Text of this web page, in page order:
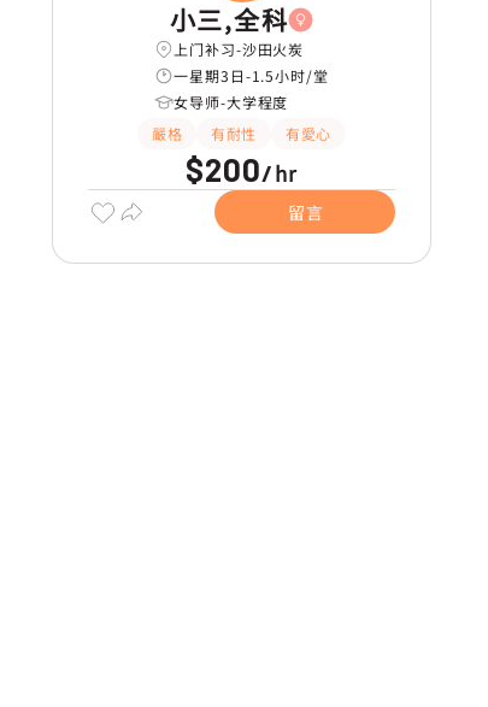
小三,全科
上门补习-沙田火炭
一星期3日-1.5小时/堂
女导师-大学程度
嚴格
有耐性 有愛心
$200/hr
留言